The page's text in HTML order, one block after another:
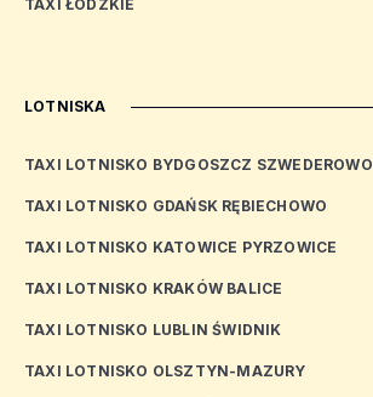
TAXI ŁÓDZKIE
LOTNISKA
TAXI LOTNISKO BYDGOSZCZ SZWEDEROWO
TAXI LOTNISKO GDAŃSK RĘBIECHOWO
TAXI LOTNISKO KATOWICE PYRZOWICE
TAXI LOTNISKO KRAKÓW BALICE
TAXI LOTNISKO LUBLIN ŚWIDNIK
TAXI LOTNISKO OLSZTYN-MAZURY